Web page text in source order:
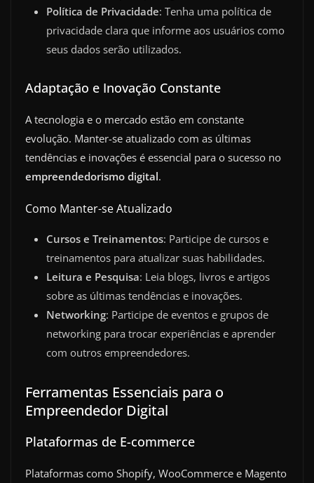
Política de Privacidade: Tenha uma política de
privacidade clara que informe aos usuários como
seus dados serão utilizados.
Adaptação e Inovação Constante
A tecnologia e o mercado estão em constante
evolução. Manter-se atualizado com as últimas
tendências e inovações é essencial para o sucesso no
empreendedorismo digital.
Como Manter-se Atualizado
Cursos e Treinamentos: Participe de cursos e
treinamentos para atualizar suas habilidades.
Leitura e Pesquisa: Leia blogs, livros e artigos
sobre as últimas tendências e inovações.
Networking: Participe de eventos e grupos de
networking para trocar experiências e aprender
com outros empreendedores.
Ferramentas Essenciais para o
Empreendedor Digital
Plataformas de E-commerce
Plataformas como Shopify, WooCommerce e Magento